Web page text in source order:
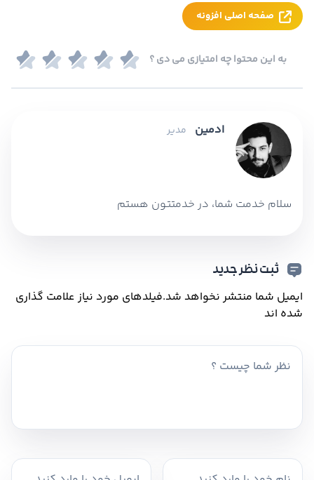
صفحه اصلی افزونه
به این محتوا چه امتیازی می دی ؟
ادمین مدیر
سلام خدمت شما، در خدمتتون هستم
ثبت نظر جدید
ایمیل شما منتشر نخواهد شد.فیلدهای مورد نیاز علامت گذاری
شده اند